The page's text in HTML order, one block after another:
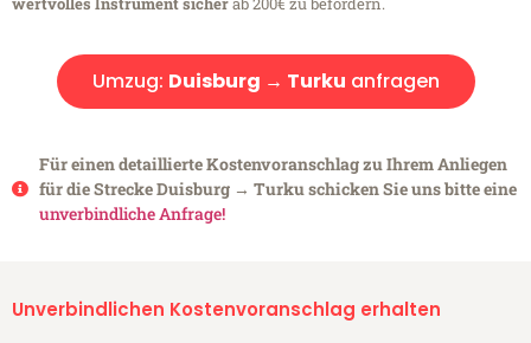
Umzug: Duisburg → Turku anfragen
Für einen detaillierte Kostenvoranschlag zu Ihrem Anliegen
für die Strecke Duisburg → Turku schicken Sie uns bitte eine
unverbindliche Anfrage!
Unverbindlichen Kostenvoranschlag erhalten